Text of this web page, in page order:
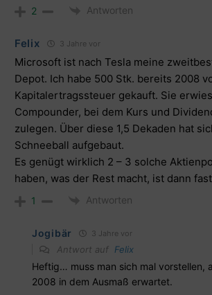
2 Antworten
Felix 3 Jahre vor
Microsoft ist nach Tesla meine
Depot. Ich habe 500 Stk. bereits 2008
Kapitalertragssteuer gekauft. Sie
Compounder, bei dem Kurs und
zulegen. Über diese 1,5 Dekaden hat
Schneeball aufgebaut.
Es genügt wirklich 2 – 3 solche
haben, was der Rest macht, ist dann
1 Antworten
Jogibär 3 Jahre vor
Antwort auf Felix
Heftig… muss man sich mal vorstellen,
2008 in dem Ausmaß erwartet.